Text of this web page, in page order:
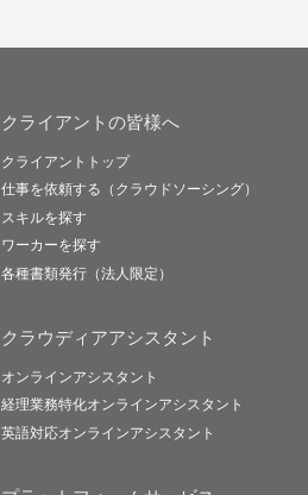
クライアントの皆様へ
クライアントトップ
仕事を依頼する（クラウドソーシング）
スキルを探す
ワーカーを探す
各種書類発行（法人限定）
クラウディアアシスタント
オンラインアシスタント
経理業務特化オンラインアシスタント
英語対応オンラインアシスタント